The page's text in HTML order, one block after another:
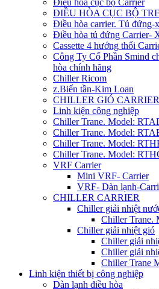
Điều hòa cục bộ Carrier
ĐIỀU HÒA CỤC BỘ
Điều hòa carrier. Tủ đứng-
Điều hòa tủ đứng Carrier-
Cassette 4 hướng thổi
Công Ty Cổ Phần Smind
hòa chính hãng
Chiller Ricom
z.Biến tần-Kim Loan
CHILLER GIÓ CARRIER
Linh kiện công nghiệp
Chiller Trane. Model:
Chiller Trane. Model:
Chiller Trane. Model:
Chiller Trane. Model:
VRF Carrier
Mini VRF- Carrier
VRF- Dàn lạnh-
CHILLER CARRIER
Chiller giải nhiệt
Chiller Trane.
Chiller giải nhiệt gió
Chiller giải
Chiller giải
Chiller Trane
Linh kiện thiết bị công nghiệp
Dàn lạnh điều hòa